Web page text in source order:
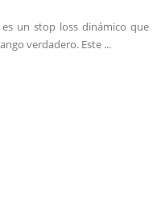
un stop loss dinámico que
verdadero. Este ...